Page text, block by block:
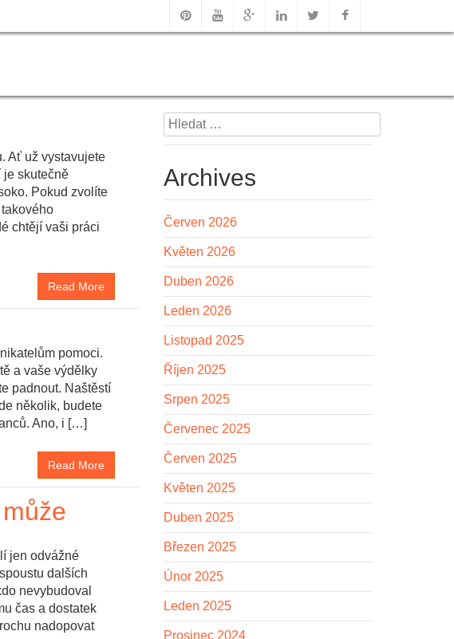
Ať už vystavujete
je skutečně
Pokud zvolíte
chtějí vaši práci
Read More
pomoci.
a vaše výdělky
padnout. Naštěstí
několik, budete
Ano, i […]
Read More
jen odvážné
dalších
nevybudoval
čas a dostatek
nadopovat
Vyhledávání
Archives
Červen 2026
Květen 2026
Duben 2026
Leden 2026
Listopad 2025
Říjen 2025
Srpen 2025
Červenec 2025
Červen 2025
Květen 2025
Duben 2025
Březen 2025
Únor 2025
Leden 2025
Prosinec 2024